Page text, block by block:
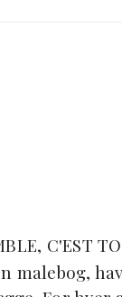
C'EST
malebog,